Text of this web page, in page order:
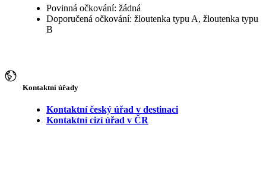
Povinná očkování: žádná
Doporučená očkování: žloutenka typu A, žloutenka typu
B
Kontaktní úřady
Kontaktní český úřad v destinaci
Kontaktní cizí úřad v ČR